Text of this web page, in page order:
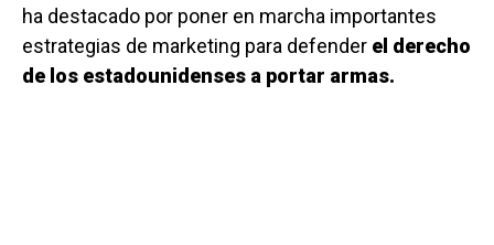
ha destacado por poner en marcha importantes
estrategias de marketing para defender el derecho
de los estadounidenses a portar armas.